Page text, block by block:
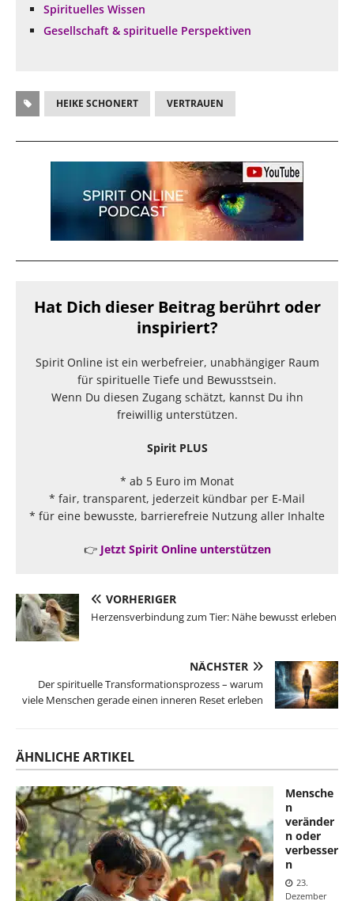
Spirituelles Wissen
Gesellschaft & spirituelle Perspektiven
HEIKE SCHONERT VERTRAUEN
Hat Dich dieser Beitrag berührt oder
inspiriert?
Spirit Online ist ein werbefreier, unabhängiger Raum
für spirituelle Tiefe und Bewusstsein.
Wenn Du diesen Zugang schätzt, kannst Du ihn
freiwillig unterstützen.
Spirit PLUS
* ab 5 Euro im Monat
* fair, transparent, jederzeit kündbar per E-Mail
* für eine bewusste, barrierefreie Nutzung aller Inhalte
👉 Jetzt Spirit Online unterstützen
VORHERIGER
Herzensverbindung zum Tier: Nähe bewusst erleben
NÄCHSTER
Der spirituelle Transformationsprozess – warum
viele Menschen gerade einen inneren Reset erleben
ÄHNLICHE ARTIKEL
Mensche
n
veränder
n oder
verbesser
n
23.
Dezember